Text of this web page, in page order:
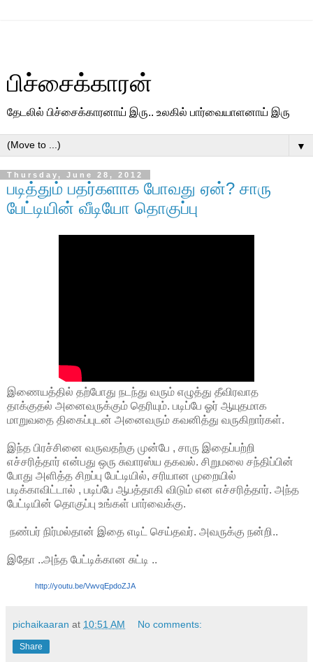
பிச்சைக்காரன்
தேடலில் பிச்சைக்காரனாய் இரு.. உலகில் பார்வையாளனாய் இரு
▼
Thursday, June 28, 2012
படித்தும் பதர்களாக போவது ஏன்? சாரு
பேட்டியின் வீடியோ தொகுப்பு
இணையத்தில் தற்போது நடந்து வரும் எழுத்து தீவிரவாத
தாக்குதல் அனைவருக்கும் தெரியும். படிப்பே ஓர் ஆயுதமாக
மாறுவதை திகைப்புடன் அனைவரும் கவனித்து வருகிறார்கள்.
இந்த பிரச்சினை வருவதற்கு முன்பே , சாரு இதைப்பற்றி
எச்சரித்தார் என்பது ஒரு சுவாரஸ்ய தகவல். சிறுமலை சந்திப்பின்
போது அளித்த சிறப்பு பேட்டியில், சரியான முறையில்
படிக்காவிட்டால் , படிப்பே ஆபத்தாகி விடும் என எச்சரித்தார். அந்த
பேட்டியின் தொகுப்பு உங்கள் பார்வைக்கு.
நண்பர் நிர்மல்தான் இதை எடிட் செய்தவர். அவருக்கு நன்றி..
இதோ ..அந்த பேட்டிக்கான சுட்டி ..
http://youtu.be/VwvqEpdoZJA
pichaikaaran at 10:51 AM No comments:
Share